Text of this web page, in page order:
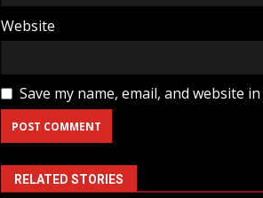
Website
Save my name, email, and website
RELATED STORIES